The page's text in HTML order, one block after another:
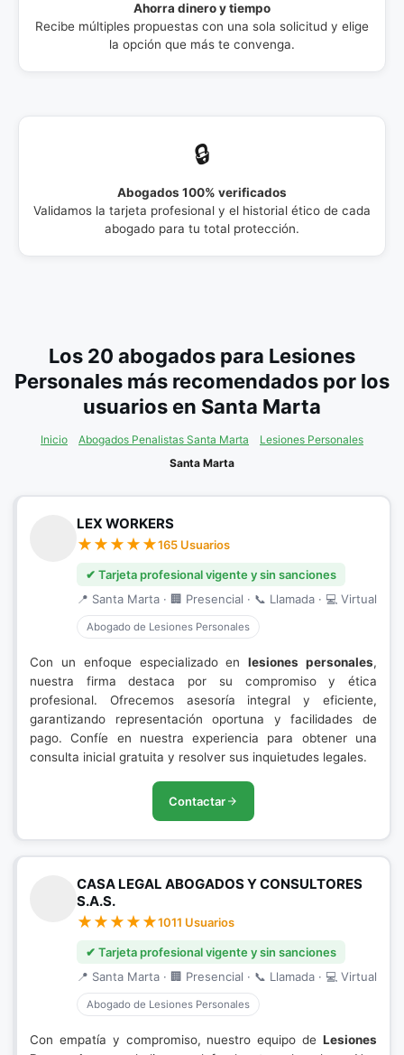
Ahorra dinero y tiempo
Recibe múltiples propuestas con una sola solicitud y elige
la opción que más te convenga.
🔒
Abogados 100% verificados
Validamos la tarjeta profesional y el historial ético de cada
abogado para tu total protección.
Los 20 abogados para Lesiones
Personales más recomendados por los
usuarios en Santa Marta
Inicio Abogados Penalistas Santa Marta
Lesiones Personales
Santa Marta
LEX WORKERS
165 Usuarios
✔ Tarjeta profesional vigente y sin sanciones
📍 Santa Marta · 🏢 Presencial · 📞 Llamada · 💻 Virtual
Abogado de Lesiones Personales
Con un enfoque especializado enlesiones personales,
nuestra firma destaca por su compromiso y ética
profesional. Ofrecemos asesoría integral y eficiente,
garantizando representación oportuna y facilidades de
pago. Confíe en nuestra experiencia para obtener una
consulta inicial gratuita y resolver sus inquietudes legales.
Contactar
CASA LEGAL ABOGADOS Y CONSULTORES
S.A.S.
1011 Usuarios
✔ Tarjeta profesional vigente y sin sanciones
📍 Santa Marta · 🏢 Presencial · 📞 Llamada · 💻 Virtual
Abogado de Lesiones Personales
Con empatía y compromiso, nuestro equipo de Lesiones